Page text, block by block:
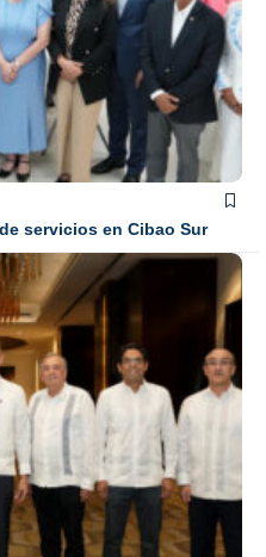
servicios en Cibao Sur